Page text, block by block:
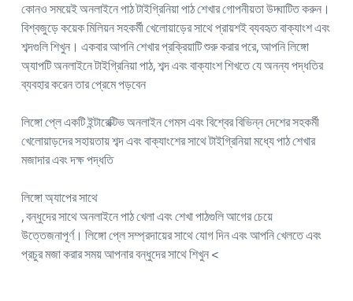
কোনও সময়েই অনলাইনে পাঠ টাইগ্রিনিয়া পাঠ শেখার গোপনীয়তা উদ্ঘাটিত করুন।
বিশ্বজুড়ে কয়েক মিলিয়ন সহকর্মী খেলোয়াড়ের সাথে প্রায়শই ব্যবহৃত বাক্যাংশ এবং
শব্দগুলি শিখুন। একবার আপনি শেখার প্রক্রিয়াটি শুরু করার পরে, আপনি লিঙ্গো
অ্যাপটি অনলাইনে টাইগ্রিনিয়া পাঠ, শব্দ এবং বাক্যাংশ শিখতে যে অনন্য পদ্ধতির
ব্যবহার করেন তার প্রেমে পড়বেন
লিঙ্গো প্লে একটি ইন্টারেক্টিভ অনলাইন গেমস এবং বিশ্বের বিভিন্ন দেশের সহকর্মী
খেলোয়াড়দের সহায়তায় শব্দ এবং বাক্যাংশের সাথে টাইগ্রিনিয়া মধ্যে পাঠ শেখার
মজাদার এবং দক্ষ পদ্ধতি
লিঙ্গো অ্যাপের সাথে
, বন্ধুদের সাথে অনলাইনে পাঠ খেলা এবং শেখা পাঠগুলি আগের চেয়ে
উত্তেজনাপূর্ণ। লিঙ্গো প্লে সম্প্রদায়ের সাথে যোগ দিন এবং আপনি খেলতে এবং
প্রচুর মজা করার সময় আপনার বন্ধুদের সাথে শিখুন <